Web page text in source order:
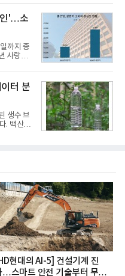
타워 22
램은 경
동 주관
▲과
4회에 걸
탈 MZ
로, 조
인'…소
까지 종
사랑나
가 줄어
명나눔
근당 천
이오 안
진공장
이 방식
여를 독
터 분
생수 브
. 백산수
분석한
가한 수
순위는 삼
비앙,
리산수,
현대의 AI-5] 건설기계 진
…스마트 안전 기술부터 무인